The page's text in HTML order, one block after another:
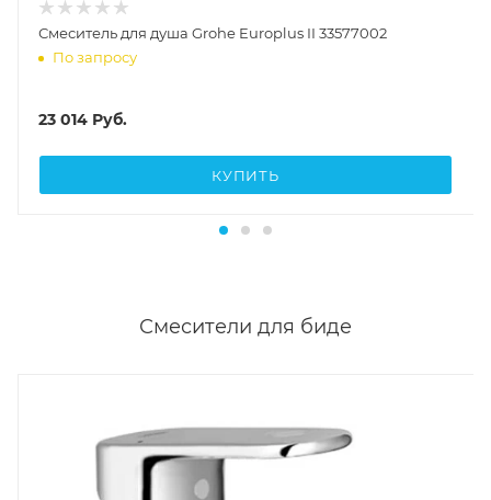
Смеситель для душа Grohe Europlus II 33577002
По запросу
23 014 Руб.
КУПИТЬ
Смесители для биде